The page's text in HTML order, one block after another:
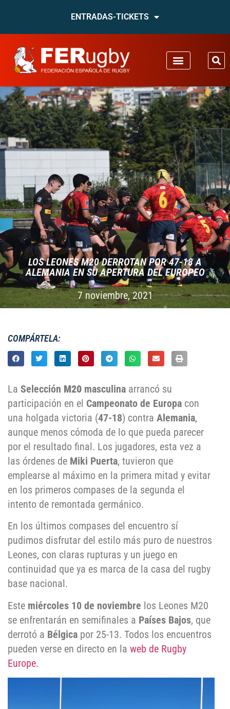
ENTRADAS-TICKETS
LOS LEONES M20 DERROTAN POR 47-18 A
ALEMANIA EN SU APERTURA DEL EUROPEO
7 noviembre, 2021
COMPÁRTELA:
La Selección M20 masculina arrancó su
participación en el Campeonato de Europa con
una holgada victoria (47-18) contra Alemania,
aunque menos cómoda de lo que pueda parecer
por el resultado final. Los jugadores, esta vez a
las órdenes de Miki Puerta, tuvieron que
emplearse al máximo en la primera mitad y evitar
en los primeros compases de la segunda el
intento de remontada germánico.
En los últimos compases del encuentro sí
pudimos disfrutar del estilo más puro de nuestros
Leones, con claras rupturas y un juego en
continuidad que ya es marca de la casa del rugby
base nacional.
Este miércoles 10 de noviembre los Leones M20
se enfrentarán en semifinales a Países Bajos, que
derrotó a Bélgica por 25-13. Todos los encuentros
pueden verse en directo en la web de Rugby
Europe.